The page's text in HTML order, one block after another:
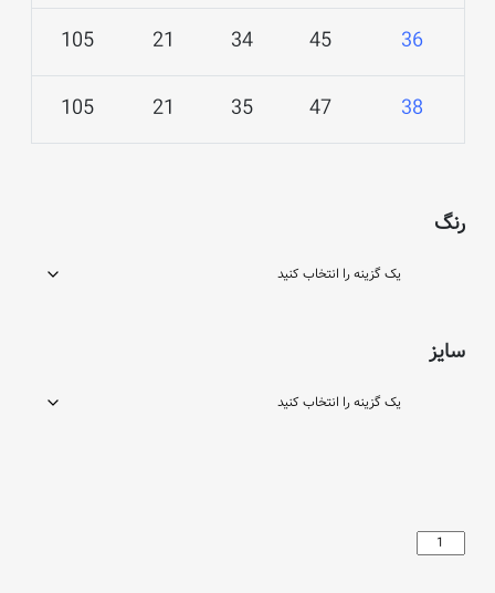
36
45
34
21
105
38
47
35
21
105
رنگ
سایز
دیسکوارد
(2056)